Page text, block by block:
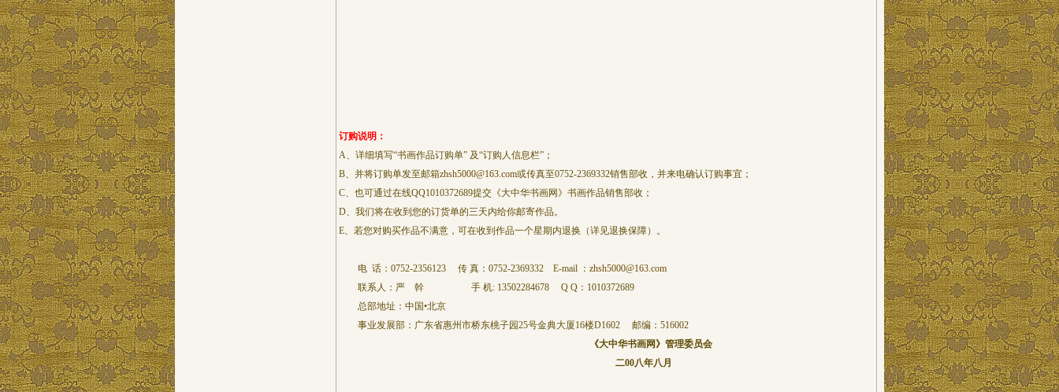
订购说明：
A、详细填写“书画作品订购单” 及“订购人信息栏”；
B、并将订购单发至邮箱zhsh5000@163.com或传真至0752-2369332销售部收，并来电确认订购事宜；
C、也可通过在线QQ1010372689提交《大中华书画网》书画作品销售部收；
D、我们将在收到您的订货单的三天内给你邮寄作品。
E、若您对购买作品不满意，可在收到作品一个星期内退换（详见退换保障）。
电 话：0752-2356123 传 真：0752-2369332 E-mail ： zhsh5000@163.com
联系人：严 幹 手 机: 13502284678 Q Q：1010372689
总部地址：中国•北京
事业发展部：广东省惠州市桥东桃子园25号金典大厦16楼D1602 邮编：516002
《大中华书画网》管理委员会
二00八年八月